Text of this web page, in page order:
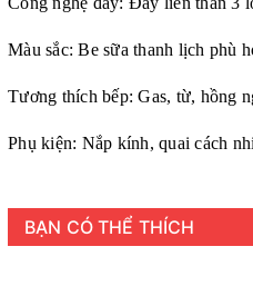
Màu sắc: Be sữa thanh lịch phù
Tương thích bếp: Gas, từ, hồng
Phụ kiện: Nắp kính, quai cách
BẠN CÓ THỂ THÍCH